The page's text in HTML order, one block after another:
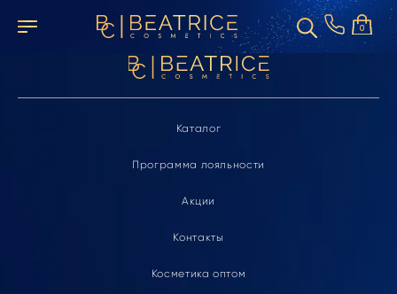
0
Элемент не найден
Каталог
Программа лояльности
Акции
Контакты
Косметика оптом